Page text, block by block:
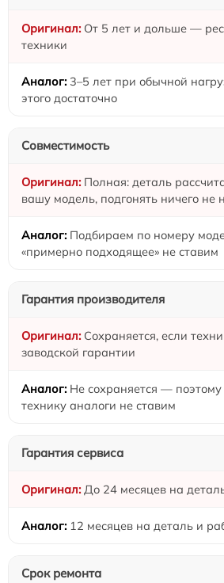
От 5 лет и дольше —
техники
3–5 лет при обычной
этого достаточно
Совместимость
Полная: деталь
вашу модель, подгонять ничего не
Подбираем по номеру
«примерно подходящее» не ставим
Гарантия производителя
Сохраняется, если
заводской гарантии
Не сохраняется —
технику аналоги не ставим
Гарантия сервиса
До 24 месяцев на
12 месяцев на деталь и
Срок ремонта